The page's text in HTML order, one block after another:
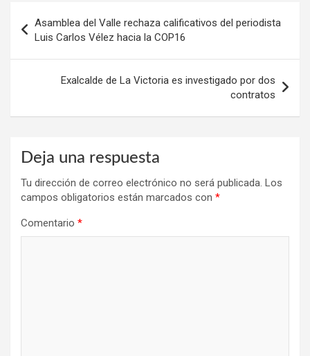
de
entradas
Asamblea del Valle rechaza calificativos del periodista
Luis Carlos Vélez hacia la COP16
Exalcalde de La Victoria es investigado por dos
contratos
Deja una respuesta
Tu dirección de correo electrónico no será publicada. Los
campos obligatorios están marcados con *
Comentario *